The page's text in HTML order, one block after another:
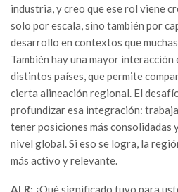
industria, y creo que ese rol viene
solo por escala, sino también por
desarrollo en contextos que
También hay una mayor
distintos países, que permite
cierta alineación regional. El
profundizar esa integración:
tener posiciones más consolidadas
nivel global. Si eso se logra, la
más activo y relevante.
ALR: ¿Qué significado tuvo para